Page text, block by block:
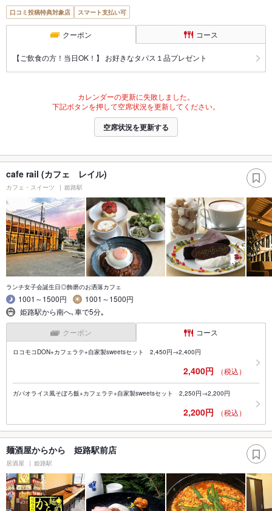
口コミ投稿特典対象店 スマート支払い可
クーポン コース
【ご飲食の方！当日OK！】 お好きなタパス１品プレゼント
カレンダーの更新に失敗しました。
下記ボタンを押して空席状況を更新してください。
空席状況を更新する
cafe rail (カフェ レイル)
カフェ・スイーツ 姫路駅
ランチ女子会誕生日◎飾磨のお洒落カフェ
1001～1500円
1001～1500円
姫路駅から南へ､車で5分｡
クーポン コース
ロコモコDON+カフェラテ+自家製sweetsセット 2,450円→2,400円
2,400円 （税込）
ガパオライス風そぼろ飯+カフェラテ+自家製sweetsセット 2,250円→2,200円
2,200円 （税込）
麺酒屋からから 姫路駅前店
居酒屋 姫路駅